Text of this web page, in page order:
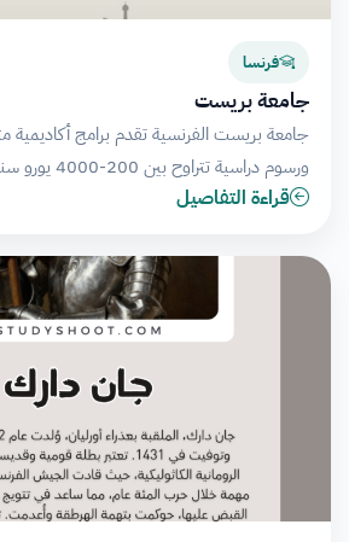
فرنسا
جامعة بريست
جامعة بريست الفرنسية تقدم برامج
ورسوم دراسية تتراوح بين 200-4000 يورو سنوياً، وتوفر…
قراءة التفاصيل